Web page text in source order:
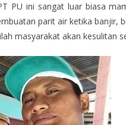
PU ini sangat luar biasa
parit air ketika banjir,
masyarakat akan kesulitan